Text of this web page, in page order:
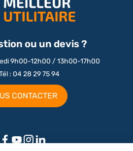
ou un devis ?
9h00-12h00 / 13h00-17h00
: 04 28 29 75 94
CONTACTER